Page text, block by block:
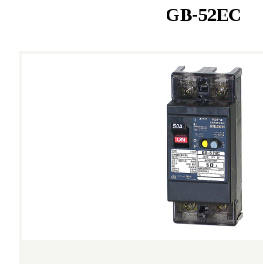
福利厚生・教育制度
YouTube テンパールチャンネル
カタログ・ソフトダウンロード
GB-52EC